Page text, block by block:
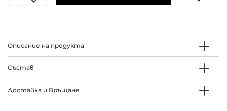
Описание на продукта
Състав
Доставка и Връщане